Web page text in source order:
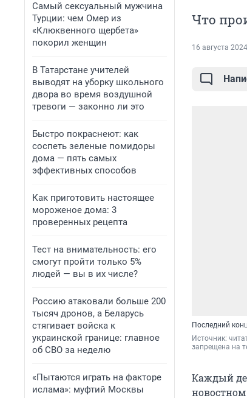
Самый сексуальный мужчина
Турции: чем Омер из
«Клюквенного щербета»
покорил женщин
В Татарстане учителей
выводят на уборку школьного
двора во время воздушной
тревоги — законно ли это
Быстро покраснеют: как
соспеть зеленые помидоры
дома — пять самых
эффективных способов
Как приготовить настоящее
мороженое дома: 3
проверенных рецепта
Тест на внимательность: его
смогут пройти только 5%
людей — вы в их числе?
Россию атаковали больше 200
тысяч дронов, а Беларусь
стягивает войска к
украинской границе: главное
об СВО за неделю
«Пытаются играть на факторе
ислама»: муфтий Москвы
Что
16 августа
Последний
Источник:
запрещена на
Каждый